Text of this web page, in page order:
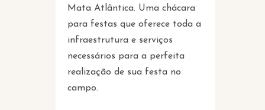
Mata Atlântica. Uma chácara
para festas que oferece toda a
infraestrutura e serviços
necessários para a perfeita
realização de sua festa no
campo.